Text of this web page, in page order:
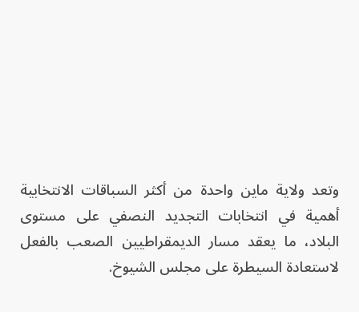
وتعد ولاية ماين واحدة من أكثر السباقات الانتخابية
أهمية في انتخابات التجديد النصفي على مستوى
البلاد، ما يعقد مسار الديمقراطيين الصعب بالفعل
لاستعادة السيطرة على مجلس الشيوخ.